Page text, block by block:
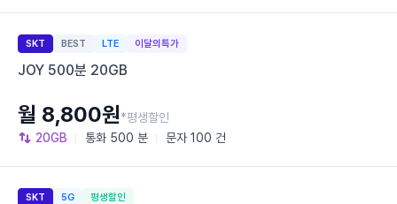
SKT BEST LTE 이달의특가
JOY 500분 20GB
20GB 통화 500 분 문자 100 건
월 8,800원*평생할인
SKT 5G 평생할인